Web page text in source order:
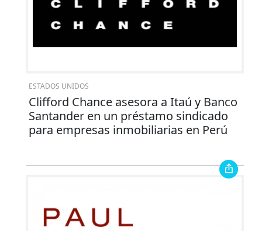
ESTADOS UNIDOS
Clifford Chance asesora a Itaú y Banco
Santander en un préstamo sindicado
para empresas inmobiliarias en Perú